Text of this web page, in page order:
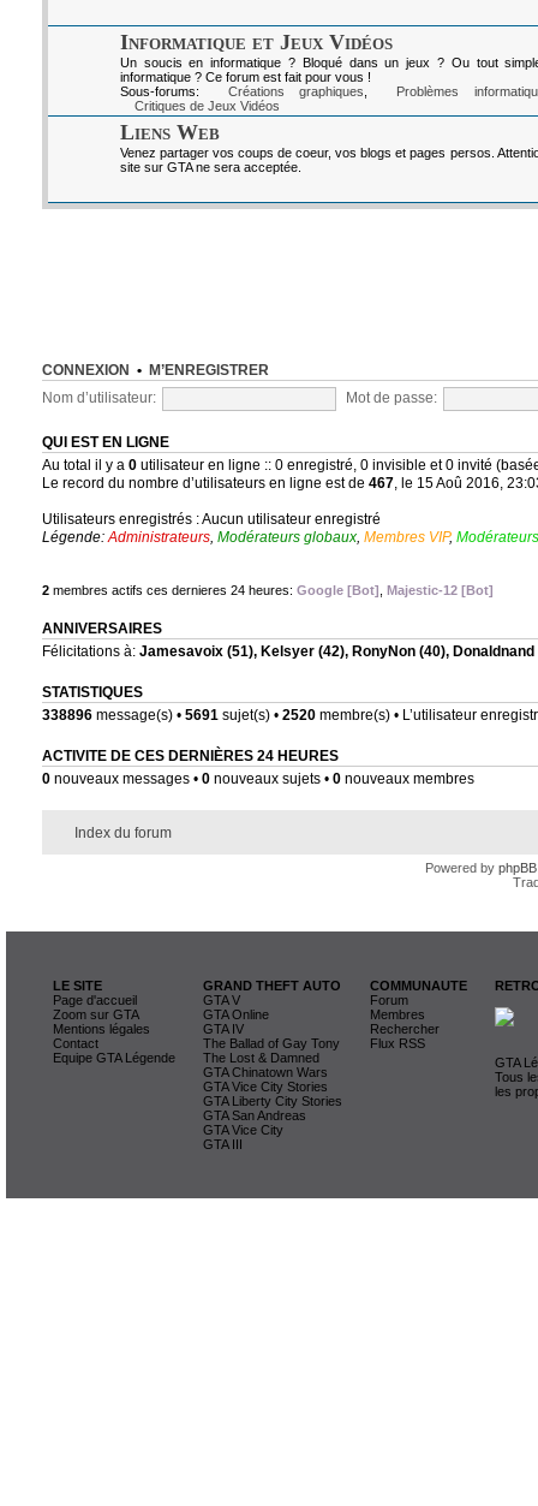
Informatique et Jeux Vidéos
Un soucis en informatique ? Bloqué dans un jeux ? Ou tout
informatique ? Ce forum est fait pour vous !
Sous-forums:
Créations graphiques
Problèmes
Critiques de Jeux Vidéos
Liens Web
Venez partager vos coups de coeur, vos blogs et pages persos.
site sur GTA ne sera acceptée.
CONNEXION • M’ENREGISTRER
Nom d’utilisateur: Mot de passe:
QUI EST EN LIGNE
Au total il y a 0utilisateur en ligne :: 0 enregistré, 0 invisible et 0 invité
Le record du nombre d’utilisateurs en ligne est de 467, le 15 Aoû 2016,
Utilisateurs enregistrés : Aucun utilisateur enregistré
Légende:Administrateurs, Modérateurs globaux, Membres VIP,
2membres actifs ces dernieres 24 heures: Google [Bot] Majestic-12 [Bot]
ANNIVERSAIRES
Félicitations à: Jamesavoix(51), Kelsyer(42), RonyNon(40), Donaldnand
STATISTIQUES
338896message(s) • 5691sujet(s) • 2520membre(s) • L’utilisateur
ACTIVITE DE CES DERNIÈRES 24 HEURES
0nouveaux messages • 0nouveaux sujets • 0nouveaux membres
Index du forum
Powered by phpBB
LE SITE
Page d'accueil
Zoom sur GTA
Mentions légales
Contact
Equipe GTA Légende
GRAND THEFT AUTO
GTA V
GTA Online
GTA IV
The Ballad of Gay Tony
The Lost & Damned
GTA Chinatown Wars
GTA Vice City Stories
GTA Liberty City Stories
GTA San Andreas
GTA Vice City
GTA III
COMMUNAUTE
Forum
Membres
Rechercher
Flux RSS
GTA
Tous
les